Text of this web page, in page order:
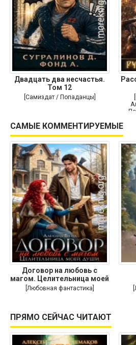
Двадцать два несчастья.
Том 12
[Самиздат / Попаданцы]
САМЫЕ КОММЕНТИРУЕМЫЕ
Договор на любовь с
магом. Целительница моей
души
[Любовная фантастика]
ПРЯМО СЕЙЧАС ЧИТАЮТ